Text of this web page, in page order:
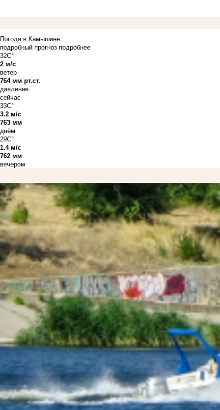
Погода в Камышине
подробный прогноз подробнее
32C°
2 м/с
ветер
764 мм рт.ст.
давление
сейчас
33C°
3.2 м/с
763 мм
днём
29C°
1.4 м/с
762 мм
вечером